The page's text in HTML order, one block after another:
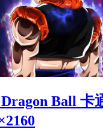
Ball 卡